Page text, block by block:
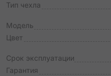
Тип чехла
Модель
Цвет
Срок эксплуатации
Гарантия